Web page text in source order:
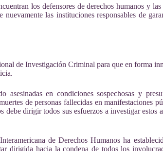
los defensores de derechos humanos y las
las instituciones responsables de
de Investigación Criminal para que en forma
en condiciones sospechosas y
de personas fallecidas en manifestaciones
dirigir todos sus esfuerzos a investigar estos
de Derechos Humanos ha
dirigida hacia la condena de todos los